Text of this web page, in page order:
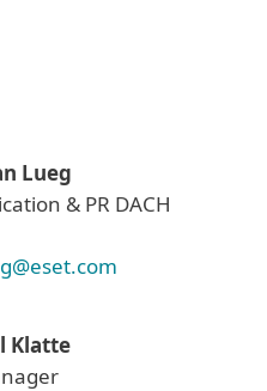
Lueg
& PR DACH
Klatte